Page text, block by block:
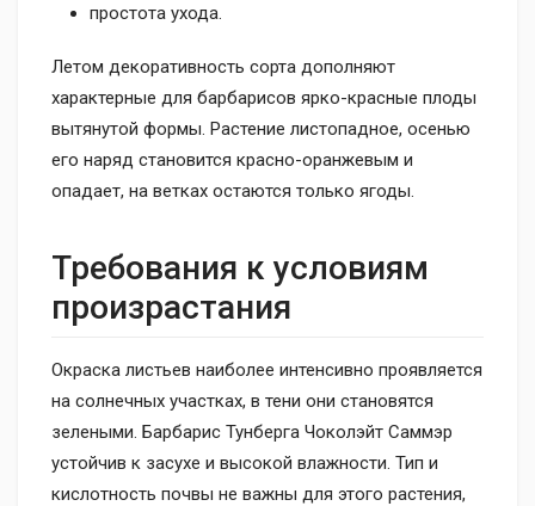
простота ухода.
Летом декоративность сорта дополняют
характерные для барбарисов ярко-красные плоды
вытянутой формы. Растение листопадное, осенью
его наряд становится красно-оранжевым и
опадает, на ветках остаются только ягоды.
Требования к условиям
произрастания
Окраска листьев наиболее интенсивно проявляется
на солнечных участках, в тени они становятся
зелеными. Барбарис Тунберга Чоколэйт Саммэр
устойчив к засухе и высокой влажности. Тип и
кислотность почвы не важны для этого растения,